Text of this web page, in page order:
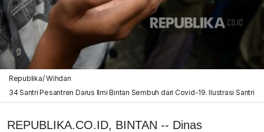
Republika/ Wihdan
34 Santri Pesantren Darus Ilmi Bintan Sembuh dari Covid-19. Ilustrasi Santri
REPUBLIKA.CO.ID, BINTAN -- Dinas